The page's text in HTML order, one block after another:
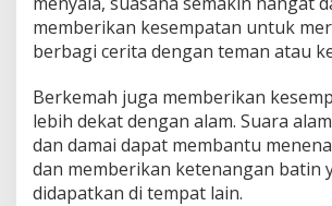
memberikan kesempatan untuk
berbagi cerita dengan teman atau
Berkemah juga memberikan
lebih dekat dengan alam. Suara
dan damai dapat membantu
dan memberikan ketenangan batin
didapatkan di tempat lain.